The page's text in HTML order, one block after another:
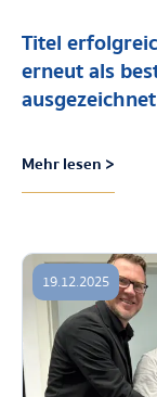
Titel
erneut als
ausgezeichnet
Mehr lesen >
19.12.2025